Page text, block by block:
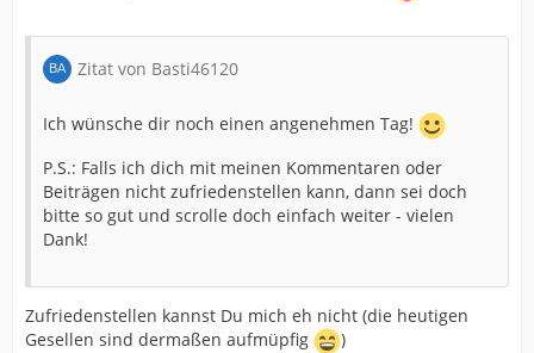
Zitat von Basti46120
Ich wünsche dir noch einen angenehmen Tag!
P.S.: Falls ich dich mit meinen Kommentaren oder
Beiträgen nicht zufriedenstellen kann, dann sei doch
bitte so gut und scrolle doch einfach weiter - vielen
Dank!
Zufriedenstellen kannst Du mich eh nicht (die heutigen
Gesellen sind dermaßen aufmüpfig
)